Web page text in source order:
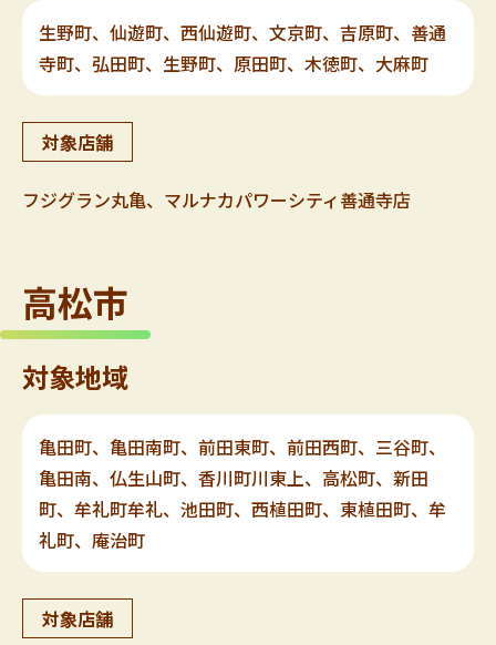
生野町、仙遊町、西仙遊町、文京町、吉原町、善通
寺町、弘田町、生野町、原田町、木徳町、大麻町
対象店舗
フジグラン丸亀、マルナカパワーシティ善通寺店
高松市
対象地域
亀田町、亀田南町、前田東町、前田西町、三谷町、
亀田南、仏生山町、香川町川東上、高松町、新田
町、牟礼町牟礼、池田町、西植田町、東植田町、牟
礼町、庵治町
対象店舗